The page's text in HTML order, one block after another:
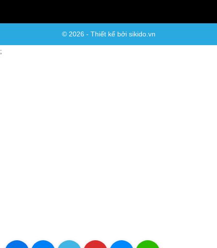
© 2026 - Thiết kế bởi sikido.vn
;